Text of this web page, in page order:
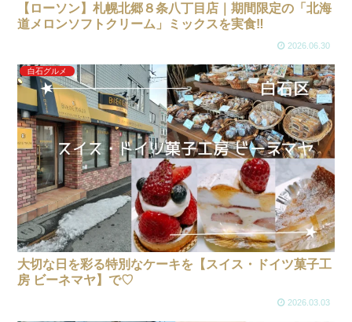
【ローソン】札幌北郷８条八丁目店｜期間限定の「北海
道メロンソフトクリーム」ミックスを実食‼
2026.06.30
白石グルメ
大切な日を彩る特別なケーキを【スイス・ドイツ菓子工
房 ビーネマヤ】で♡
2026.03.03